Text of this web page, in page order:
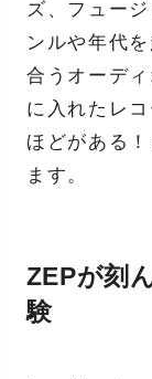
ズ、フュー
ンルや年代
合うオーデ
に入れたレ
ほどがある
ます。
ZEPが刻
験